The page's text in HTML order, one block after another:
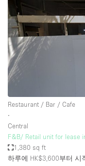
Restaurant / Bar / Cafe
∙
Central
F&B/ Retail unit for lease
1,380 sq ft
하루에 HK$3,600부터 시